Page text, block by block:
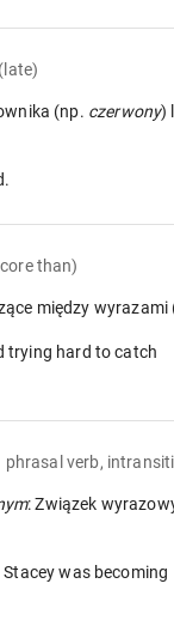
(late)
(np. czerwony)
than)
między wyrazami
trying hard to catch
phrasal verb,
: Związek
was becoming